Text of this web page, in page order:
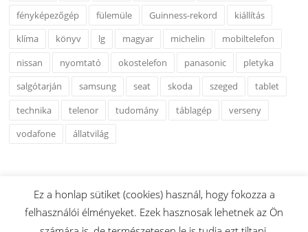
fényképezőgép
fülemüle Guinness-rekord
kiállítás
klíma
könyv lg magyar michelin
mobiltelefon
nissan
nyomtató okostelefon panasonic
pletyka
salgótarján
samsung seat skoda szeged
tablet
technika
telenor tudomány táblagép
verseny
vodafone
állatvilág
Copyright © 2026 www.esshu.hu. Minden Jog Fenntartva.
Ez a honlap sütiket (cookies) használ, hogy fokozza a
felhasználói élményeket. Ezek hasznosak lehetnek az Ön